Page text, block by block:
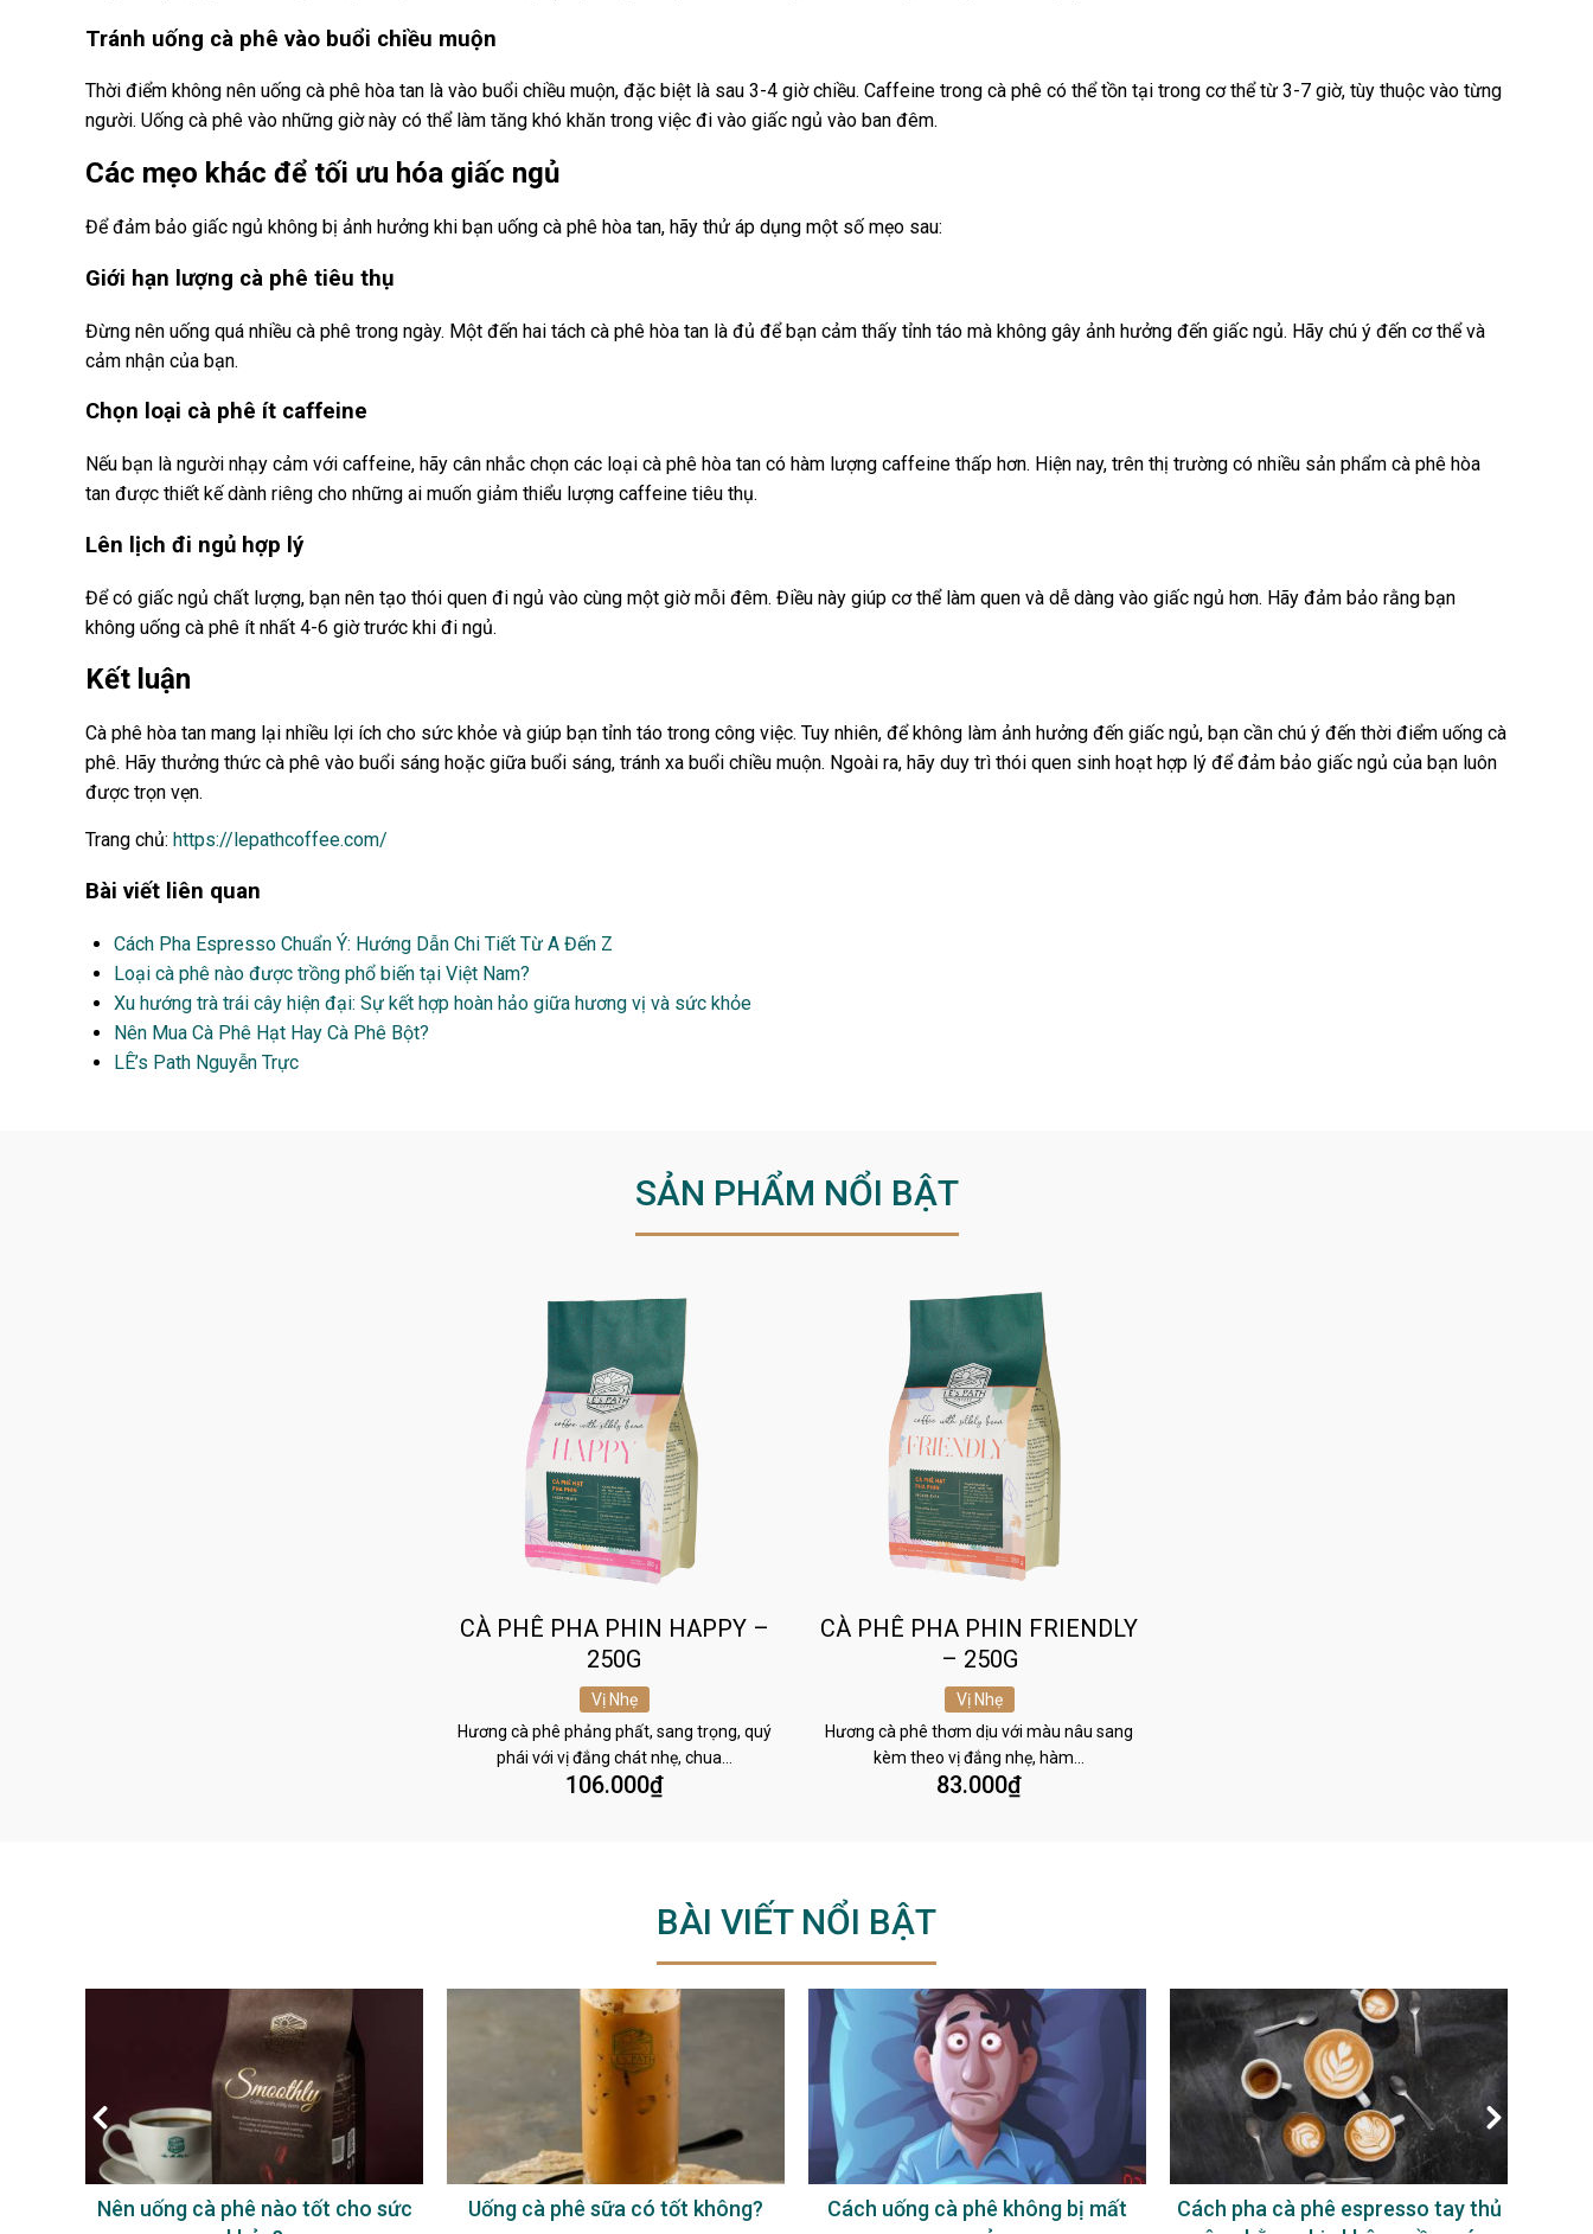
Tránh uống cà phê vào buổi chiều muộn
Thời điểm không nên uống cà phê hòa tan là vào buổi chiều muộn, đặc biệt là sau 3-4 giờ chiều. Caffeine trong cà phê có thể tồn tại trong cơ thể từ 3-7 giờ, tùy thuộc vào từng
người. Uống cà phê vào những giờ này có thể làm tăng khó khăn trong việc đi vào giấc ngủ vào ban đêm.
Các mẹo khác để tối ưu hóa giấc ngủ
Để đảm bảo giấc ngủ không bị ảnh hưởng khi bạn uống cà phê hòa tan, hãy thử áp dụng một số mẹo sau:
Giới hạn lượng cà phê tiêu thụ
Đừng nên uống quá nhiều cà phê trong ngày. Một đến hai tách cà phê hòa tan là đủ để bạn cảm thấy tỉnh táo mà không gây ảnh hưởng đến giấc ngủ. Hãy chú ý đến cơ thể và
cảm nhận của bạn.
Chọn loại cà phê ít caffeine
Nếu bạn là người nhạy cảm với caffeine, hãy cân nhắc chọn các loại cà phê hòa tan có hàm lượng caffeine thấp hơn. Hiện nay, trên thị trường có nhiều sản phẩm cà phê hòa
tan được thiết kế dành riêng cho những ai muốn giảm thiểu lượng caffeine tiêu thụ.
Lên lịch đi ngủ hợp lý
Để có giấc ngủ chất lượng, bạn nên tạo thói quen đi ngủ vào cùng một giờ mỗi đêm. Điều này giúp cơ thể làm quen và dễ dàng vào giấc ngủ hơn. Hãy đảm bảo rằng bạn
không uống cà phê ít nhất 4-6 giờ trước khi đi ngủ.
Kết luận
Cà phê hòa tan mang lại nhiều lợi ích cho sức khỏe và giúp bạn tỉnh táo trong công việc. Tuy nhiên, để không làm ảnh hưởng đến giấc ngủ, bạn cần chú ý đến thời điểm uống cà
phê. Hãy thưởng thức cà phê vào buổi sáng hoặc giữa buổi sáng, tránh xa buổi chiều muộn. Ngoài ra, hãy duy trì thói quen sinh hoạt hợp lý để đảm bảo giấc ngủ của bạn luôn
được trọn vẹn.
Trang chủ: https://lepathcoffee.com/
Bài viết liên quan
Cách Pha Espresso Chuẩn Ý: Hướng Dẫn Chi Tiết Từ A Đến Z
Loại cà phê nào được trồng phổ biến tại Việt Nam?
Xu hướng trà trái cây hiện đại: Sự kết hợp hoàn hảo giữa hương vị và sức khỏe
Nên Mua Cà Phê Hạt Hay Cà Phê Bột?
LÊ’s Path Nguyễn Trực
SẢN PHẨM NỔI BẬT
CÀ PHÊ PHA PHIN HAPPY –
250G
Vị Nhẹ
Hương cà phê phảng phất, sang trọng, quý
phái với vị đắng chát nhẹ, chua…
106.000₫
CÀ PHÊ PHA PHIN FRIENDLY
– 250G
Vị Nhẹ
Hương cà phê thơm dịu với màu nâu sang
kèm theo vị đắng nhẹ, hàm…
83.000₫
BÀI VIẾT NỔI BẬT
Nên uống cà phê nào tốt cho sức
Uống cà phê sữa có tốt không?
Cách uống cà phê không bị mất
Cách pha cà phê espresso tay thủ